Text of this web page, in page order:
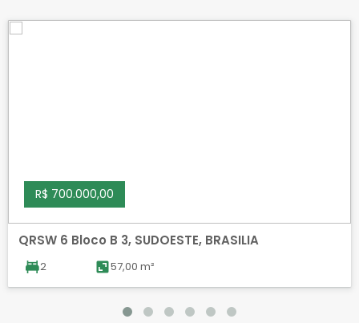
R$ 700.000,00
QRSW 6 Bloco B 3, SUDOESTE, BRASILIA
2 57,00 m²